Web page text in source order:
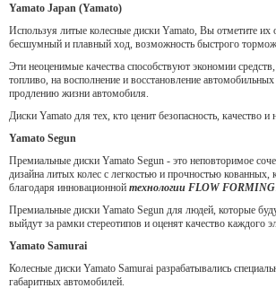
Yamato Japan (Yamato)
Используя литые колесные диски Yamato, Вы отметите их
бесшумный и плавный ход, возможность быстрого
Эти неоценимые качества способствуют экономии
топливо, на восполнение и восстановление
продлению жизни автомобиля.
Диски Yamato для тех, кто ценит безопасность, качество и
Yamato Segun
Премиальные диски Yamato Segun - это неповторимое
дизайна литых колес с легкостью и прочностью кованных,
благодаря инновационной технологии FLOW FORMING
Премиальные диски Yamato Segun для людей, которые
выйдут за рамки стереотипов и оценят качество каждого
Yamato Samurai
Колесные диски Yamato Samurai разрабатывались
габаритных автомобилей.